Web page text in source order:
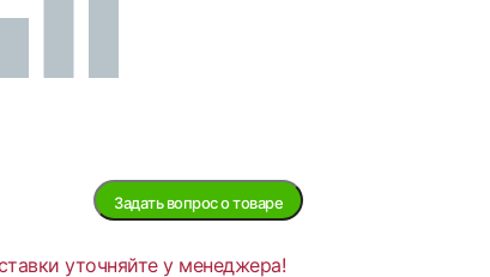
Задать вопрос о товаре
уточняйте у менеджера!